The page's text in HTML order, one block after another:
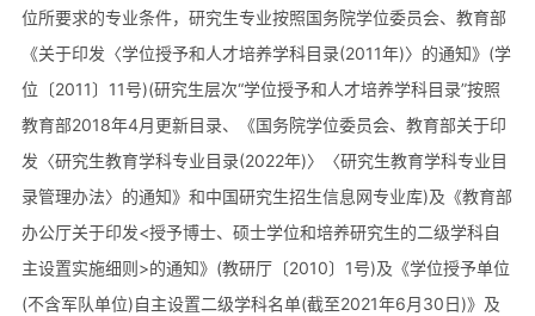
位所要求的专业条件，研究生专业按照国务院学位委员会、教育部
《关于印发〈学位授予和人才培养学科目录(2011年)〉的通知》(学
位〔2011〕11号)(研究生层次“学位授予和人才培养学科目录”按照
教育部2018年4月更新目录、《国务院学位委员会、教育部关于印
发〈研究生教育学科专业目录(2022年)〉〈研究生教育学科专业目
录管理办法〉的通知》和中国研究生招生信息网专业库)及《教育部
办公厅关于印发<授予博士、硕士学位和培养研究生的二级学科自
主设置实施细则>的通知》(教研厅〔2010〕1号)及《学位授予单位
(不含军队单位)自主设置二级学科名单(截至2021年6月30日)》及